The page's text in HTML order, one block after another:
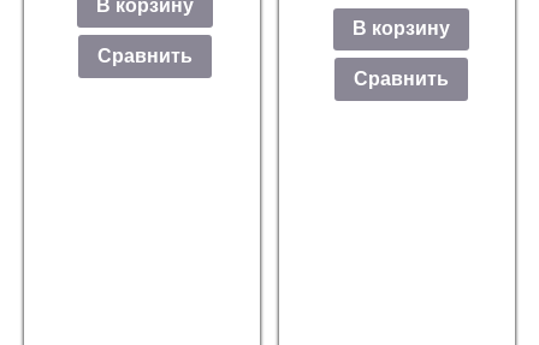
В корзину
Сравнить
В корзину
Сравнить